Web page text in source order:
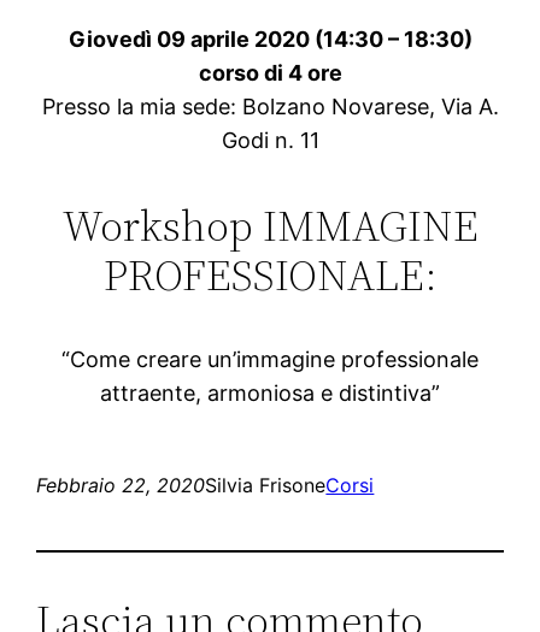
Giovedì 09 aprile 2020 (14:30 – 18:30)
corso di 4 ore
Presso la mia sede: Bolzano Novarese, Via A.
Godi n. 11
Workshop IMMAGINE
PROFESSIONALE:
“Come creare un’immagine professionale
attraente, armoniosa e distintiva”
Febbraio 22, 2020Silvia FrisoneCorsi
Lascia un commento